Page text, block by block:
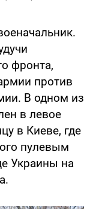
фронта,
против
В одном из
в левое
в Киеве, где
пулевым
Украины на